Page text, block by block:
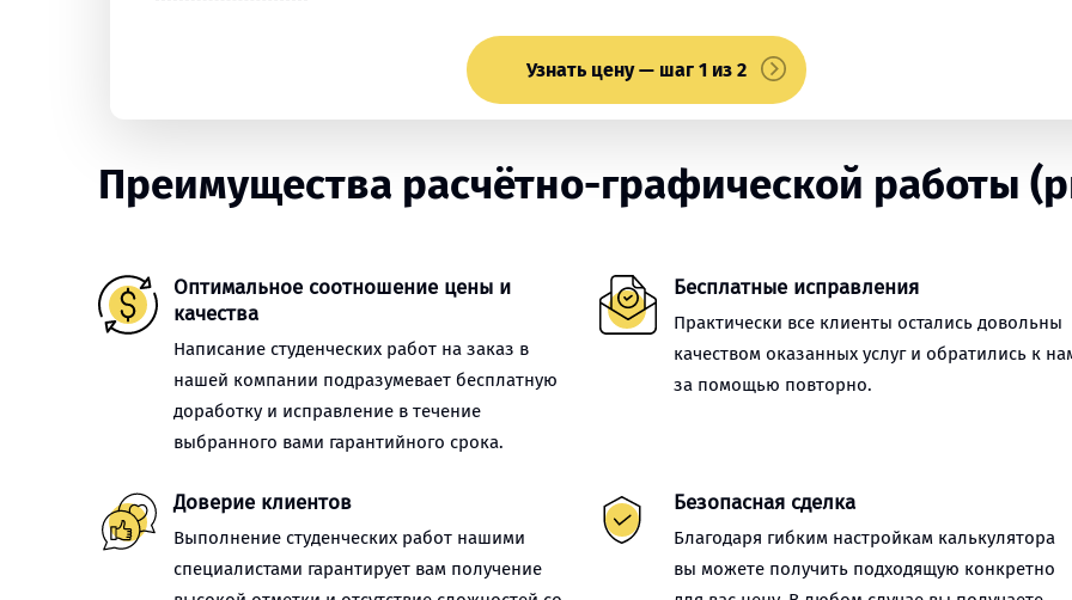
Узнать цену — шаг 1 из 2
Преимущества расчётно-графической работы
Оптимальное соотношение цены и
качества
Написание студенческих работ на заказ в
нашей компании подразумевает бесплатную
доработку и исправление в течение
выбранного вами гарантийного срока.
Бесплатные исправления
Практически все клиенты остались довольны
качеством оказанных услуг и обратились к
за помощью повторно.
Доверие клиентов
Выполнение студенческих работ нашими
специалистами гарантирует вам получение
Безопасная сделка
Благодаря гибким настройкам калькулятора
вы можете получить подходящую конкретно